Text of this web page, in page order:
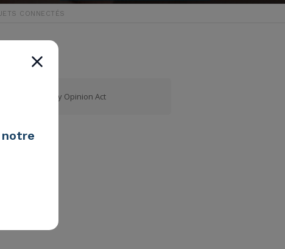
CONNECTÉS
Tweets by Opinion Act